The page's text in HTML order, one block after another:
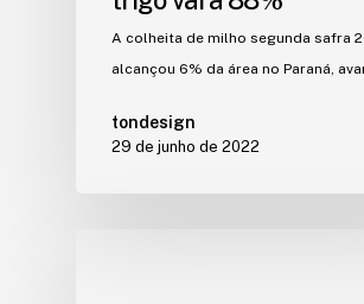
A colheita de milho segunda safra
alcançou 6% da área no Paraná,
tondesign
29 de junho de 2022